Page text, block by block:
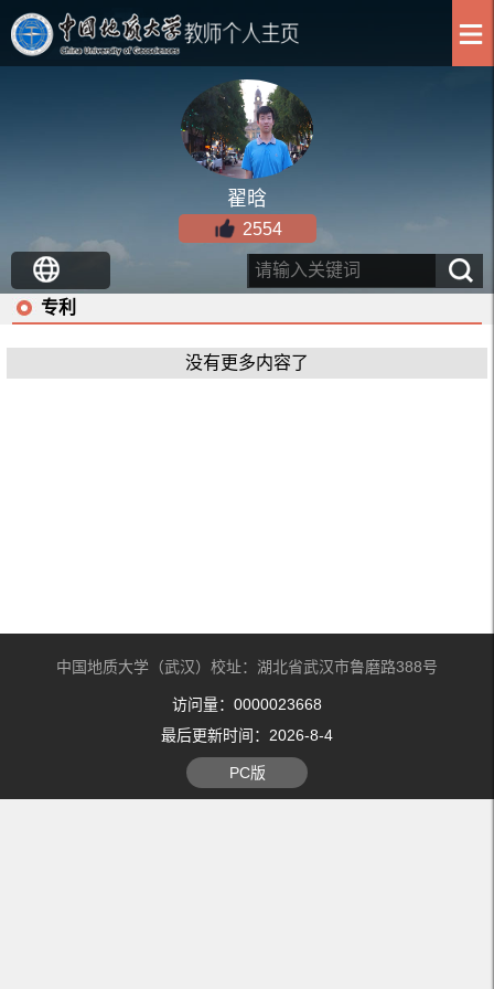
翟晗
2554
专利
没有更多内容了
中国地质大学（武汉）校址：湖北省武汉市鲁磨路388号
访问量： 0000023668
最后更新时间： 2026-8-4
PC版